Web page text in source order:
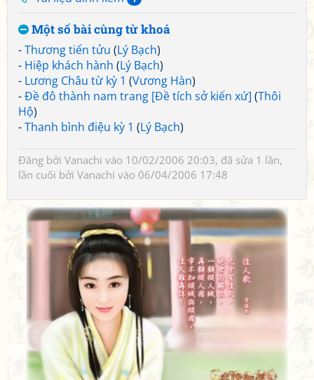
Một số bài cùng từ khoá
-Thương tiến tửu (Lý Bạch)
- Hiệp khách hành (Lý Bạch)
- Lương Châu từ kỳ 1 (Vương Hàn)
-Đề đô thành nam trang [Đề tích sở kiến xứ] (Thôi
Hộ)
-Thanh bình điệu kỳ 1 (Lý Bạch)
Đăng bởi Vanachi vào 10/02/2006 20:03, đã sửa 1 lần,
lần cuối bởi Vanachi vào 06/04/2006 17:48